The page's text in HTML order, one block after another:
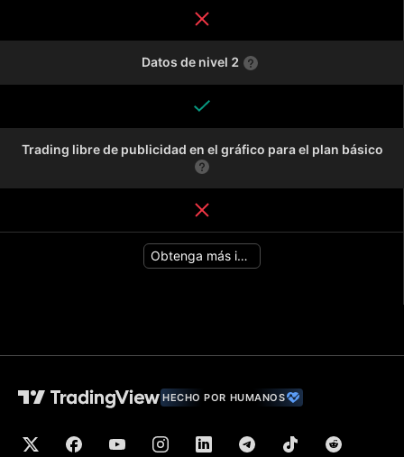
Datos de nivel 2
Trading libre de publicidad en el gráfico para el plan básico
Obtenga más información
HECHO POR HUMANOS